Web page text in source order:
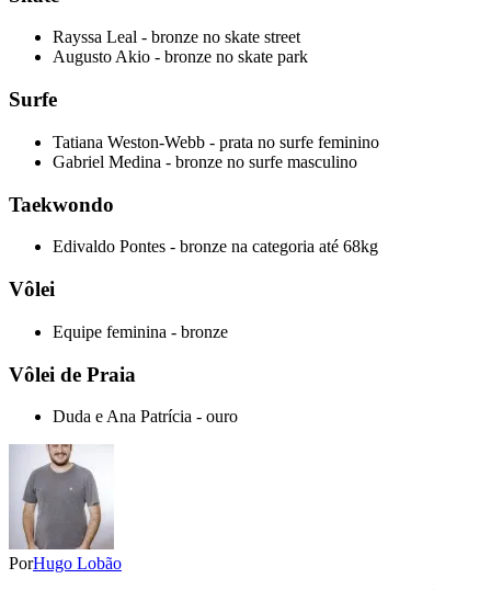
Rayssa Leal - bronze no skate street
Augusto Akio - bronze no skate park
Surfe
Tatiana Weston-Webb - prata no surfe feminino
Gabriel Medina - bronze no surfe masculino
Taekwondo
Edivaldo Pontes - bronze na categoria até 68kg
Vôlei
Equipe feminina - bronze
Vôlei de Praia
Duda e Ana Patrícia - ouro
PorHugo Lobão